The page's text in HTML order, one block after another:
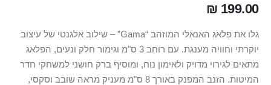
199.00 ₪
גלו את פלאג האנאלי המוזהב “Gama” – שילוב אלגנטי של עיצוב
יוקרתי וחוויה מענגת. עם רוחב 3 ס"מ וגימור חלק ונעים, הפלאג
מתאים לגירוי מדויק ולאימון נוח, ומוסיף ברק חושני למשחקי חדר
המיטות. הזנב המפנק באורך 8 ס"מ מעניק מראה שובב וסקסי,